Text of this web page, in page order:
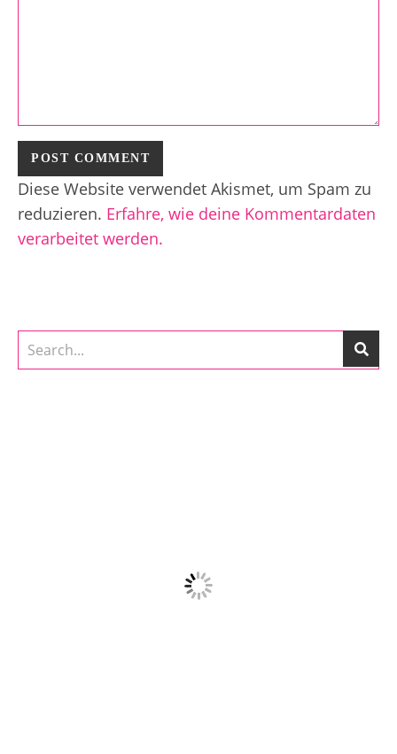
Diese Website verwendet Akismet, um Spam zu
reduzieren. Erfahre, wie deine Kommentardaten
verarbeitet werden.